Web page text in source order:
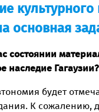
основная
состоянии
наследие Гагаузии?
будет
К сожалению,